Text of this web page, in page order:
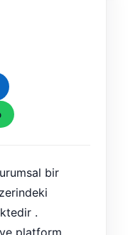
bir
.
ve platform